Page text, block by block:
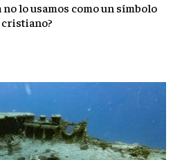
no lo usamos como un símbolo
cristiano?